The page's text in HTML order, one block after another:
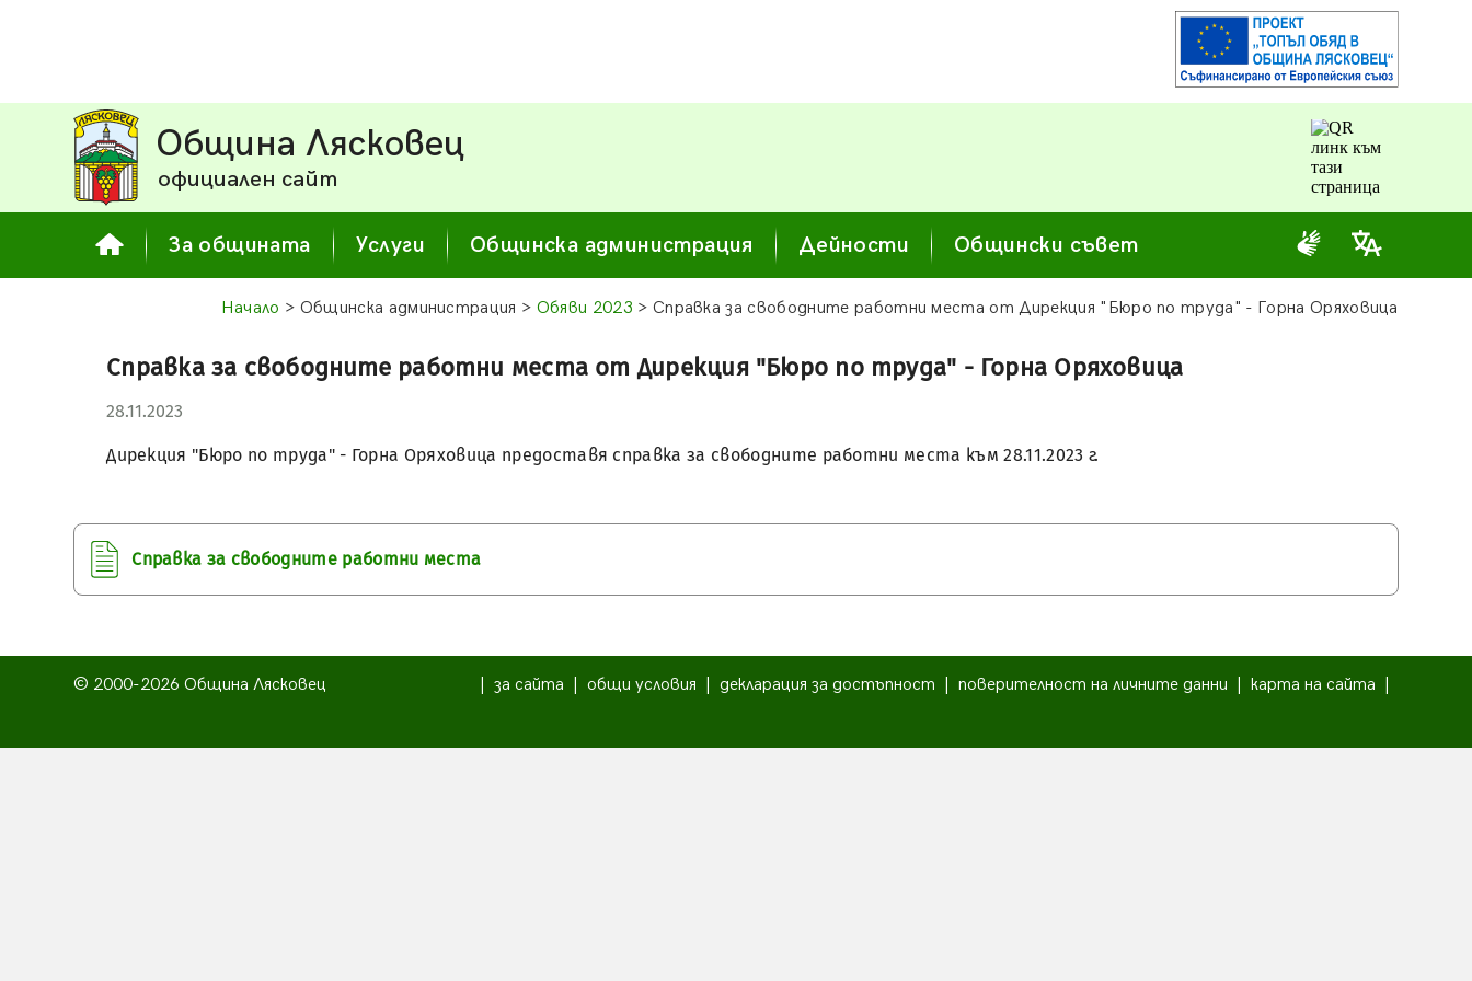
Община Лясковец
официален сайт
За общината Услуги Общинска администрация Дейности Общински съвет
Начало > Общинска администрация > Обяви 2023 > Справка за свободните работни места от Дирекция "Бюро по труда" - Горна Оряховица
Справка за свободните работни места от Дирекция "Бюро по труда" - Горна Оряховица
28.11.2023
Дирекция "Бюро по труда" - Горна Оряховица предоставя справка за свободните работни места към 28.11.2023 г.
Справка за свободните работни места
© 2000-2026 Община Лясковец за сайта общи условия декларация за достъпност поверителност на личните данни карта на сайта